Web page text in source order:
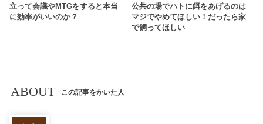
立って会議やMTGをすると本当
に効率がいいのか？
公共の場でハトに餌をあげるのは
マジでやめてほしい！だったら家
で飼ってほしい
ABOUT この記事をかいた人